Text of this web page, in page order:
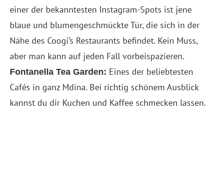
einer der bekanntesten Instagram-Spots ist jene
blaue und blumengeschmückte Tür, die sich in der
Nähe des Coogi’s Restaurants befindet. Kein Muss,
aber man kann auf jeden Fall vorbeispazieren.
Fontanella Tea Garden: Eines der beliebtesten
Cafés in ganz Mdina. Bei richtig schönem Ausblick
kannst du dir Kuchen und Kaffee schmecken lassen.